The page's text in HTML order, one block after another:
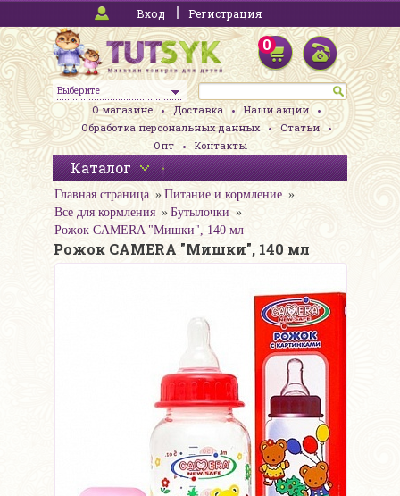
Вход Регистрация
Выберите
0
О магазине Доставка
Наши акции
Обработка персональных данных
Статьи
Опт
Контакты
Каталог
Главная страница
Питание и кормление
Все для кормления
Бутылочки
Рожок CAMERA "Мишки", 140 мл
Рожок CAMERA "Мишки", 140 мл